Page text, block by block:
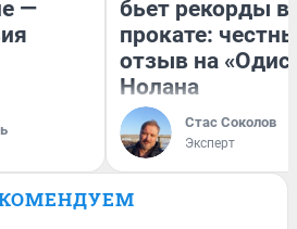
—
бьет рекорды в
прокате:
отзыв на
Нолана
Стас Соколов
Эксперт